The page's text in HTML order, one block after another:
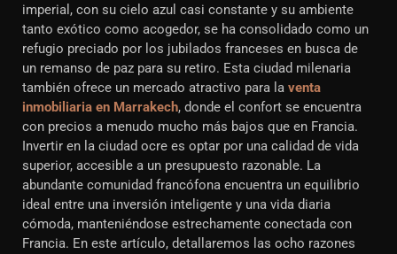
imperial, con su cielo azul casi constante y su ambiente
tanto exótico como acogedor, se ha consolidado como un
refugio preciado por los jubilados franceses en busca de
un remanso de paz para su retiro. Esta ciudad milenaria
también ofrece un mercado atractivo para la venta
inmobiliaria en Marrakech, donde el confort se encuentra
con precios a menudo mucho más bajos que en Francia.
Invertir en la ciudad ocre es optar por una calidad de vida
superior, accesible a un presupuesto razonable. La
abundante comunidad francófona encuentra un equilibrio
ideal entre una inversión inteligente y una vida diaria
cómoda, manteniéndose estrechamente conectada con
Francia. En este artículo, detallaremos las ocho razones